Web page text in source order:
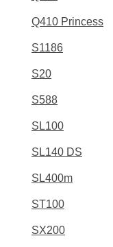
Q410 Princess
S1186
S20
S588
SL100
SL140 DS
SL400m
ST100
SX200